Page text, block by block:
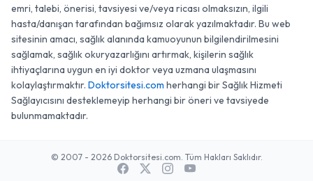
emri, talebi, önerisi, tavsiyesi ve/veya ricası olmaksızın, ilgili
hasta/danışan tarafından bağımsız olarak yazılmaktadır. Bu web
sitesinin amacı, sağlık alanında kamuoyunun bilgilendirilmesini
sağlamak, sağlık okuryazarlığını artırmak, kişilerin sağlık
ihtiyaçlarına uygun en iyi doktor veya uzmana ulaşmasını
kolaylaştırmaktır. Doktorsitesi.com herhangi bir Sağlık Hizmeti
Sağlayıcısını desteklemeyip herhangi bir öneri ve tavsiyede
bulunmamaktadır.
© 2007 - 2026 Doktorsitesi.com. Tüm Hakları Saklıdır.